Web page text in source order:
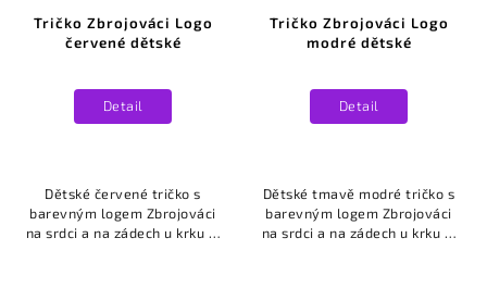
Tričko Zbrojováci Logo
červené dětské
Detail
Dětské červené tričko s
barevným logem Zbrojováci
na srdci a na zádech u krku je
Tričko Zbrojováci Logo
modré dětské
Detail
Dětské tmavě modré tričko s
barevným logem Zbrojováci
na srdci a na zádech u krku je